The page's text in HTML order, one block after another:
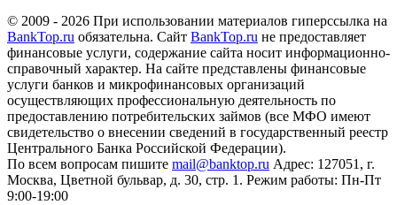
© 2009 - 2026 При использовании материалов гиперссылка на
BankTop.ru обязательна. Сайт BankTop.ru не предоставляет
финансовые услуги, содержание сайта носит информационно-
справочный характер. На сайте представлены финансовые
услуги банков и микрофинансовых организаций
осуществляющих профессиональную деятельность по
предоставлению потребительских займов (все МФО имеют
свидетельство о внесении сведений в государственный реестр
Центрального Банка Российской Федерации).
По всем вопросам пишите mail@banktop.ru Адрес: 127051, г.
Москва, Цветной бульвар, д. 30, стр. 1. Режим работы: Пн-Пт
9:00-19:00